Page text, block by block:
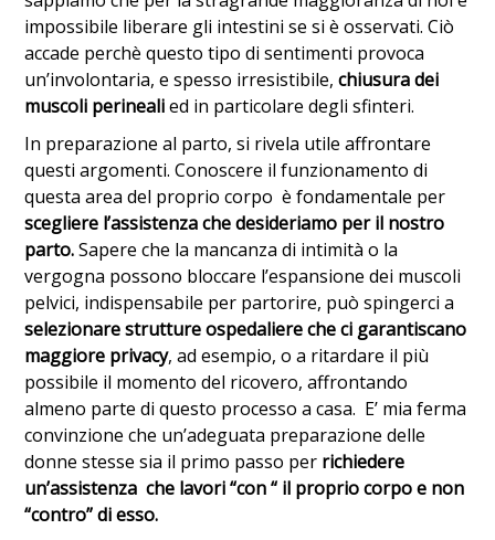
impossibile liberare gli intestini se si è osservati. Ciò
accade perchè questo tipo di sentimenti provoca
un’involontaria, e spesso irresistibile,chiusura dei
muscoli perinealied in particolare degli sfinteri.
In preparazione al parto, si rivela utile affrontare
questi argomenti. Conoscere il funzionamento di
questa area del proprio corpo è fondamentale per
scegliere l’assistenza che desideriamo per il nostro
parto.Sapere che la mancanza di intimità o la
vergogna possono bloccare l’espansione dei muscoli
pelvici, indispensabile per partorire, può spingerci a
selezionare strutture ospedaliere che ci garantiscano
maggiore privacy, ad esempio, o a ritardare il più
possibile il momento del ricovero, affrontando
almeno parte di questo processo a casa. E’ mia ferma
convinzione che un’adeguata preparazione delle
donne stesse sia il primo passo per richiedere
un’assistenza che lavori “con “ il proprio corpo e non
“contro” di esso.